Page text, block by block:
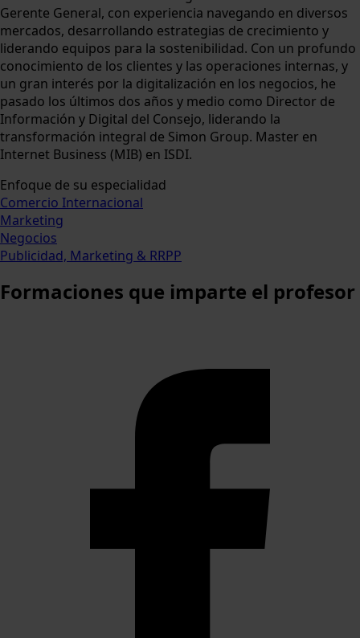
Gerente General, con experiencia navegando en diversos
mercados, desarrollando estrategias de crecimiento y
liderando equipos para la sostenibilidad. Con un profundo
conocimiento de los clientes y las operaciones internas, y
un gran interés por la digitalización en los negocios, he
pasado los últimos dos años y medio como Director de
Información y Digital del Consejo, liderando la
transformación integral de Simon Group. Master en
Internet Business (MIB) en ISDI.
Enfoque de su especialidad
Comercio Internacional
Marketing
Negocios
Publicidad, Marketing & RRPP
Formaciones que imparte el profesor